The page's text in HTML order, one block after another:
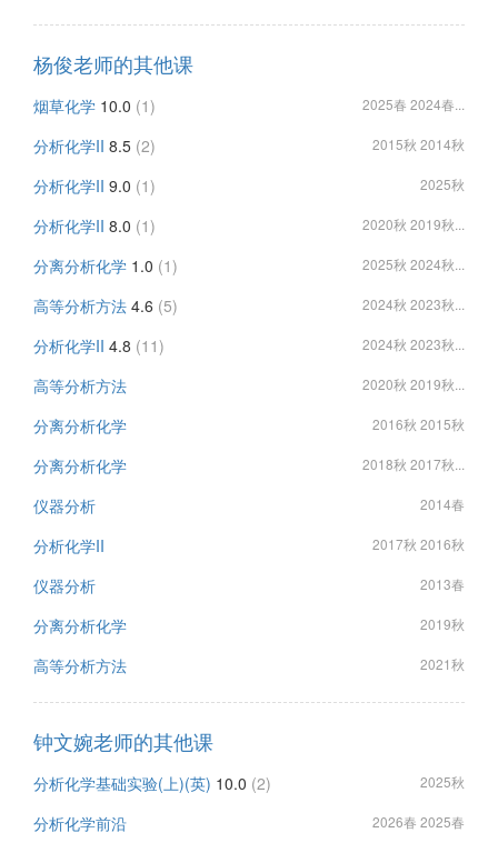
杨俊老师的其他课
烟草化学 10.0 (1) 2025春 2024春...
分析化学II 8.5 (2) 2015秋 2014秋
分析化学II 9.0 (1) 2025秋
分析化学II 8.0 (1) 2020秋 2019秋...
分离分析化学 1.0 (1) 2025秋 2024秋...
高等分析方法 4.6 (5) 2024秋 2023秋...
分析化学II 4.8 (11) 2024秋 2023秋...
高等分析方法 2020秋 2019秋...
分离分析化学 2016秋 2015秋
分离分析化学 2018秋 2017秋...
仪器分析 2014春
分析化学II 2017秋 2016秋
仪器分析 2013春
分离分析化学 2019秋
高等分析方法 2021秋
钟文婉老师的其他课
分析化学基础实验(上)(英) 10.0 (2) 2025秋
分析化学前沿 2026春 2025春